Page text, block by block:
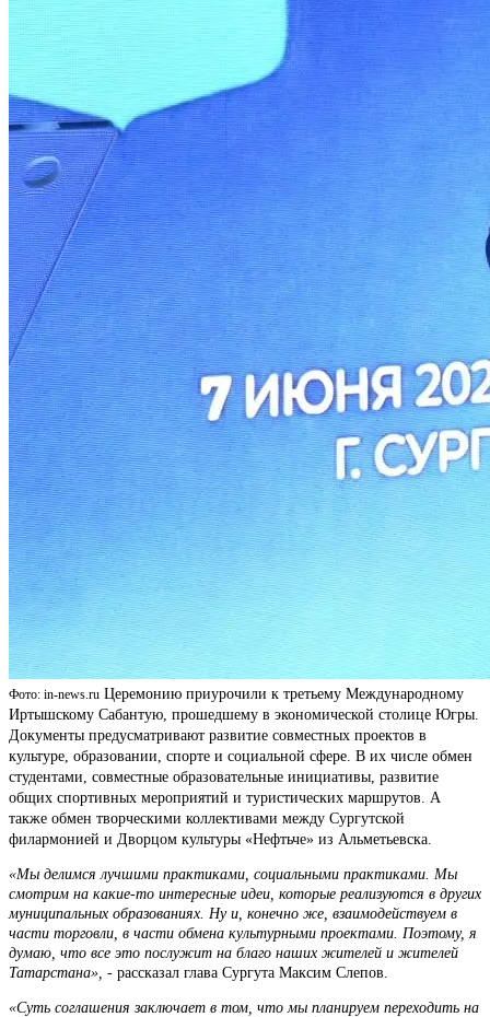
Фото: in-news.ru Церемонию приурочили к третьему Международному
Иртышскому Сабантую, прошедшему в экономической столице Югры.
Документы предусматривают развитие совместных проектов в
культуре, образовании, спорте и социальной сфере. В их числе обмен
студентами, совместные образовательные инициативы, развитие
общих спортивных мероприятий и туристических маршрутов. А
также обмен творческими коллективами между Сургутской
филармонией и Дворцом культуры «Нефтьче» из Альметьевска.
«Мы делимся лучшими практиками, социальными практиками. Мы
смотрим на какие-то интересные идеи, которые реализуются в других
муниципальных образованиях. Ну и, конечно же, взаимодействуем в
части торговли, в части обмена культурными проектами. Поэтому, я
думаю, что все это послужит на благо наших жителей и жителей
Татарстана», - рассказал глава Сургута Максим Слепов.
«Суть соглашения заключает в том, что мы планируем переходить на